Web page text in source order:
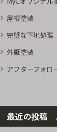
屋根塗装
完璧な下地処理
外壁塗装
アフターフォロ
最近の投稿